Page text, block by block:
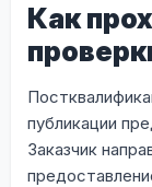
Как
публикации
Заказчик